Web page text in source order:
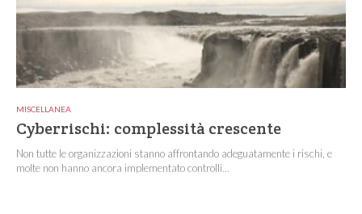
MISCELLANEA
Cyberrischi: complessità crescente
Non tutte le organizzazioni stanno affrontando adeguatamente i rischi, e
molte non hanno ancora implementato controlli...